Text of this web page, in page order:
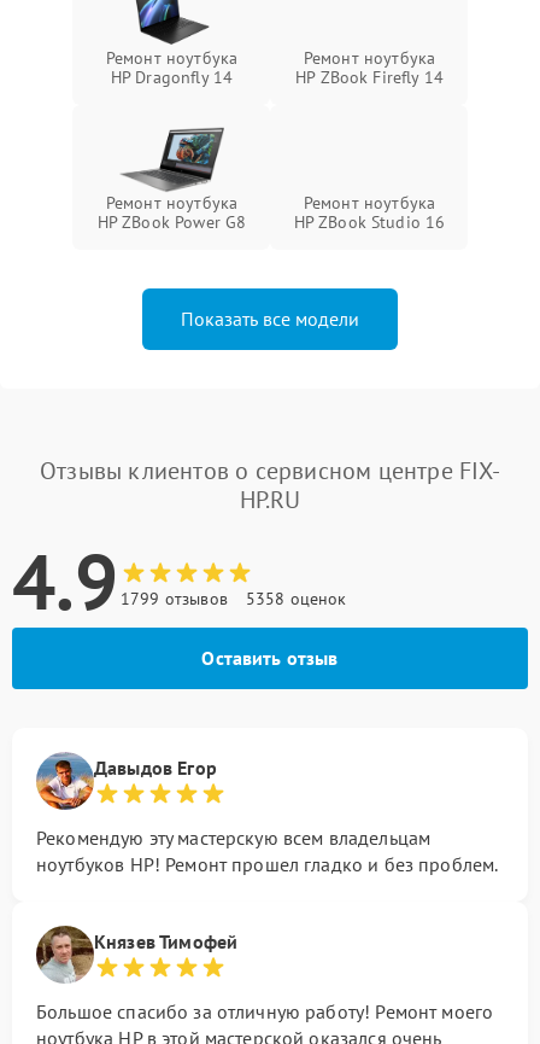
Ремонт ноутбука
HP Dragonfly 14
Ремонт ноутбука
HP ZBook Firefly 14
Ремонт ноутбука
HP ZBook Power G8
Ремонт ноутбука
HP ZBook Studio 16
Показать все модели
Отзывы клиентов о сервисном центре FIX-
HP.RU
4.9 1799 отзывов 5358 оценок
Оставить отзыв
Давыдов Егор
Рекомендую эту мастерскую всем владельцам
ноутбуков HP! Ремонт прошел гладко и без проблем.
Князев Тимофей
Большое спасибо за отличную работу! Ремонт моего
ноутбука HP в этой мастерской оказался очень